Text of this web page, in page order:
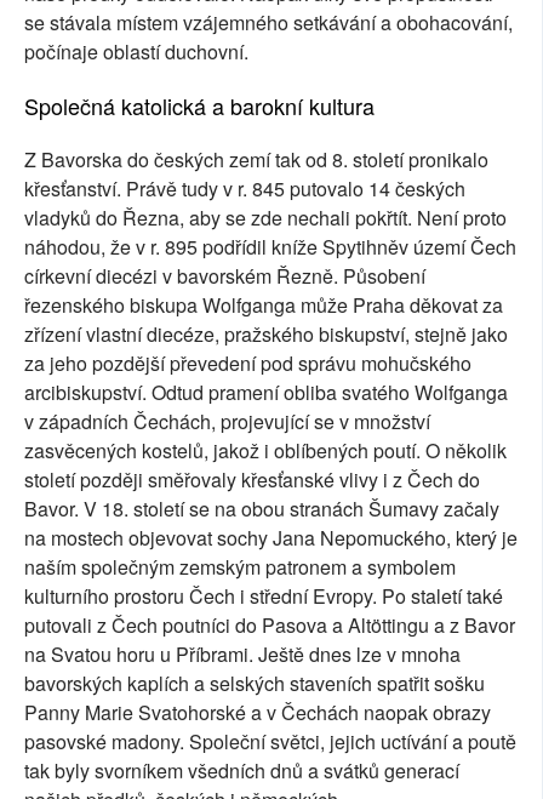
se stávala místem vzájemného setkávání a obohacování,
počínaje oblastí duchovní.
Společná katolická a barokní kultura
Z Bavorska do českých zemí tak od 8. století pronikalo
křesťanství. Právě tudy v r. 845 putovalo 14 českých
vladyků do Řezna, aby se zde nechali pokřtít. Není proto
náhodou, že v r. 895 podřídil kníže Spytihněv území Čech
církevní diecézi v bavorském Řezně. Působení
řezenského biskupa Wolfganga může Praha děkovat za
zřízení vlastní diecéze, pražského biskupství, stejně jako
za jeho pozdější převedení pod správu mohučského
arcibiskupství. Odtud pramení obliba svatého Wolfganga
v západních Čechách, projevující se v množství
zasvěcených kostelů, jakož i oblíbených poutí. O několik
století později směřovaly křesťanské vlivy i z Čech do
Bavor. V 18. století se na obou stranách Šumavy začaly
na mostech objevovat sochy Jana Nepomuckého, který je
naším společným zemským patronem a symbolem
kulturního prostoru Čech i střední Evropy. Po staletí také
putovali z Čech poutníci do Pasova a Altöttingu a z Bavor
na Svatou horu u Příbrami. Ještě dnes lze v mnoha
bavorských kaplích a selských staveních spatřit sošku
Panny Marie Svatohorské a v Čechách naopak obrazy
pasovské madony. Společní světci, jejich uctívání a poutě
tak byly svorníkem všedních dnů a svátků generací